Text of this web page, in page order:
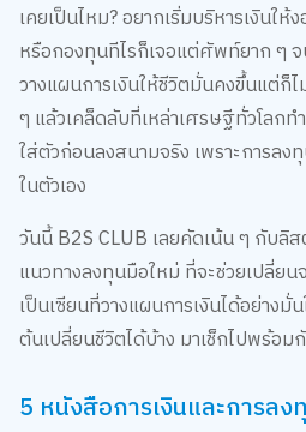
เคยเป็นไหม? อยากเริ่มบริหารเงินใ
หรือกองทุนทีไรก็เจอแต่ศัพท์ยาก ๆ
วางแผนการเงินให้ชีวิตมั่นคงขึ้นแต่ก็
ๆ แล้วเคล็ดลับที่เหล่าเศรษฐีทั่วโลก
ใส่ตัวก่อนลงสนามจริง เพราะการล
ในตัวเอง
วันนี้ B2S CLUB เลยคัดเน้น ๆ กับลิ
แนวทางลงทุนมือใหม่ ที่จะช่วยเปลี่ยน
เป็นเซียนที่วางแผนการเงินได้อย่างมั่
ต้นเปลี่ยนชีวิตได้บ้าง มาเช็กไปพร้อม
5 หนังสือการเงินและการล